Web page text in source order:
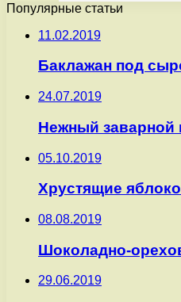
Популярные статьи
11.02.2019
Баклажан под
24.07.2019
Нежный заварной
05.10.2019
Хрустящие
08.08.2019
Шоколадно-
29.06.2019